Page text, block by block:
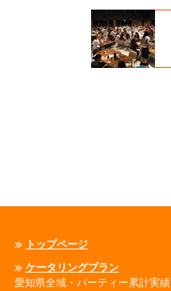
トップページ
ケータリングプラン
愛知県全域・パーティー累計実績